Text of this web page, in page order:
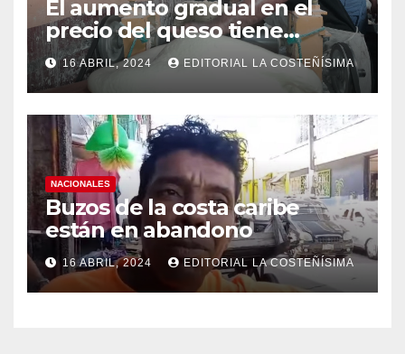
El aumento gradual en el
precio del queso tiene
efectos a las Panaderias
16 ABRIL, 2024 EDITORIAL LA COSTEÑÍSIMA
NACIONALES
Buzos de la costa caribe
están en abandono
16 ABRIL, 2024 EDITORIAL LA COSTEÑÍSIMA